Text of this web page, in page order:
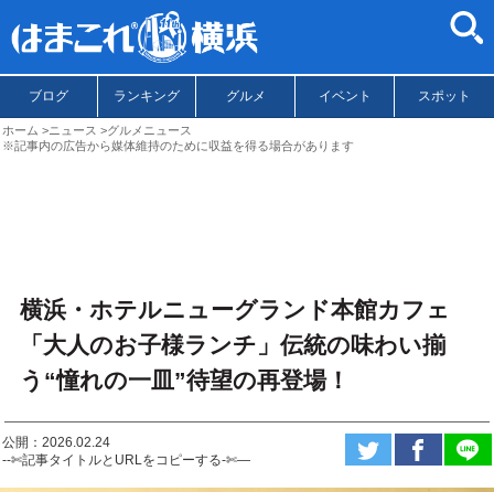
ブログ ランキング グルメ イベント スポット
ホーム ニュース
グルメニュース
※記事内の広告から媒体維持のために収益を得る場合があります
横浜・ホテルニューグランド本館カフェ
「大人のお子様ランチ」伝統の味わい揃
う“憧れの一皿”待望の再登場！
公開：2026.02.24
--✄記事タイトルとURLをコピーする-✄—